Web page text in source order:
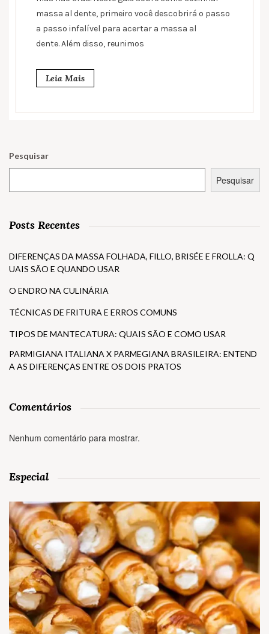
massa al dente, primeiro você descobrirá o passo
a passo infalível para acertar a massa al
dente. Além disso, reunimos
Leia Mais
Pesquisar
Pesquisar
Posts Recentes
DIFERENÇAS DA MASSA FOLHADA, FILLO, BRISÉE E FROLLA: Q
UAIS SÃO E QUANDO USAR
O ENDRO NA CULINÁRIA
TÉCNICAS DE FRITURA E ERROS COMUNS
TIPOS DE MANTECATURA: QUAIS SÃO E COMO USAR
PARMIGIANA ITALIANA X PARMEGIANA BRASILEIRA: ENTEND
A AS DIFERENÇAS ENTRE OS DOIS PRATOS
Comentários
Nenhum comentário para mostrar.
Especial